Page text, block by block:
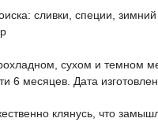
сливки, специи,
сухом и темном
6 месяцев. Дата
клянусь, что